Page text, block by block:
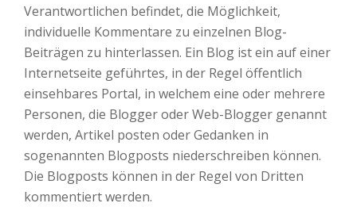
Verantwortlichen befindet, die Möglichkeit,
individuelle Kommentare zu einzelnen Blog-
Beiträgen zu hinterlassen. Ein Blog ist ein auf einer
Internetseite geführtes, in der Regel öffentlich
einsehbares Portal, in welchem eine oder mehrere
Personen, die Blogger oder Web-Blogger genannt
werden, Artikel posten oder Gedanken in
sogenannten Blogposts niederschreiben können.
Die Blogposts können in der Regel von Dritten
kommentiert werden.